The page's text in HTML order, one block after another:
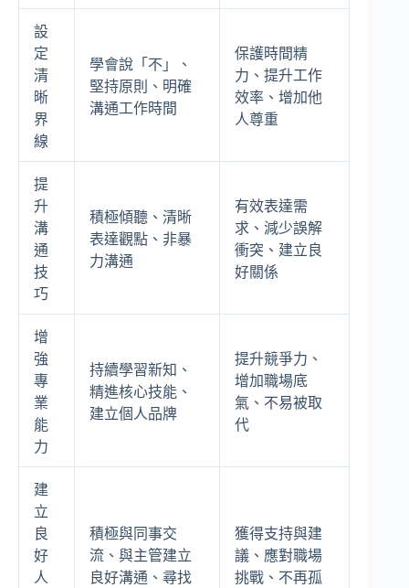
設
定
清
晰
界
線
學會說「不」、
堅持原則、明確
溝通工作時間
保護時間精
力、提升工作
效率、增加他
人尊重
提
升
溝
通
技
巧
積極傾聽、清晰
表達觀點、非暴
力溝通
有效表達需
求、減少誤解
衝突、建立良
好關係
增
強
專
業
能
力
持續學習新知、
精進核心技能、
建立個人品牌
提升競爭力、
增加職場底
氣、不易被取
代
建
立
良
好
人
積極與同事交
流、與主管建立
良好溝通、尋找
獲得支持與建
議、應對職場
挑戰、不再孤